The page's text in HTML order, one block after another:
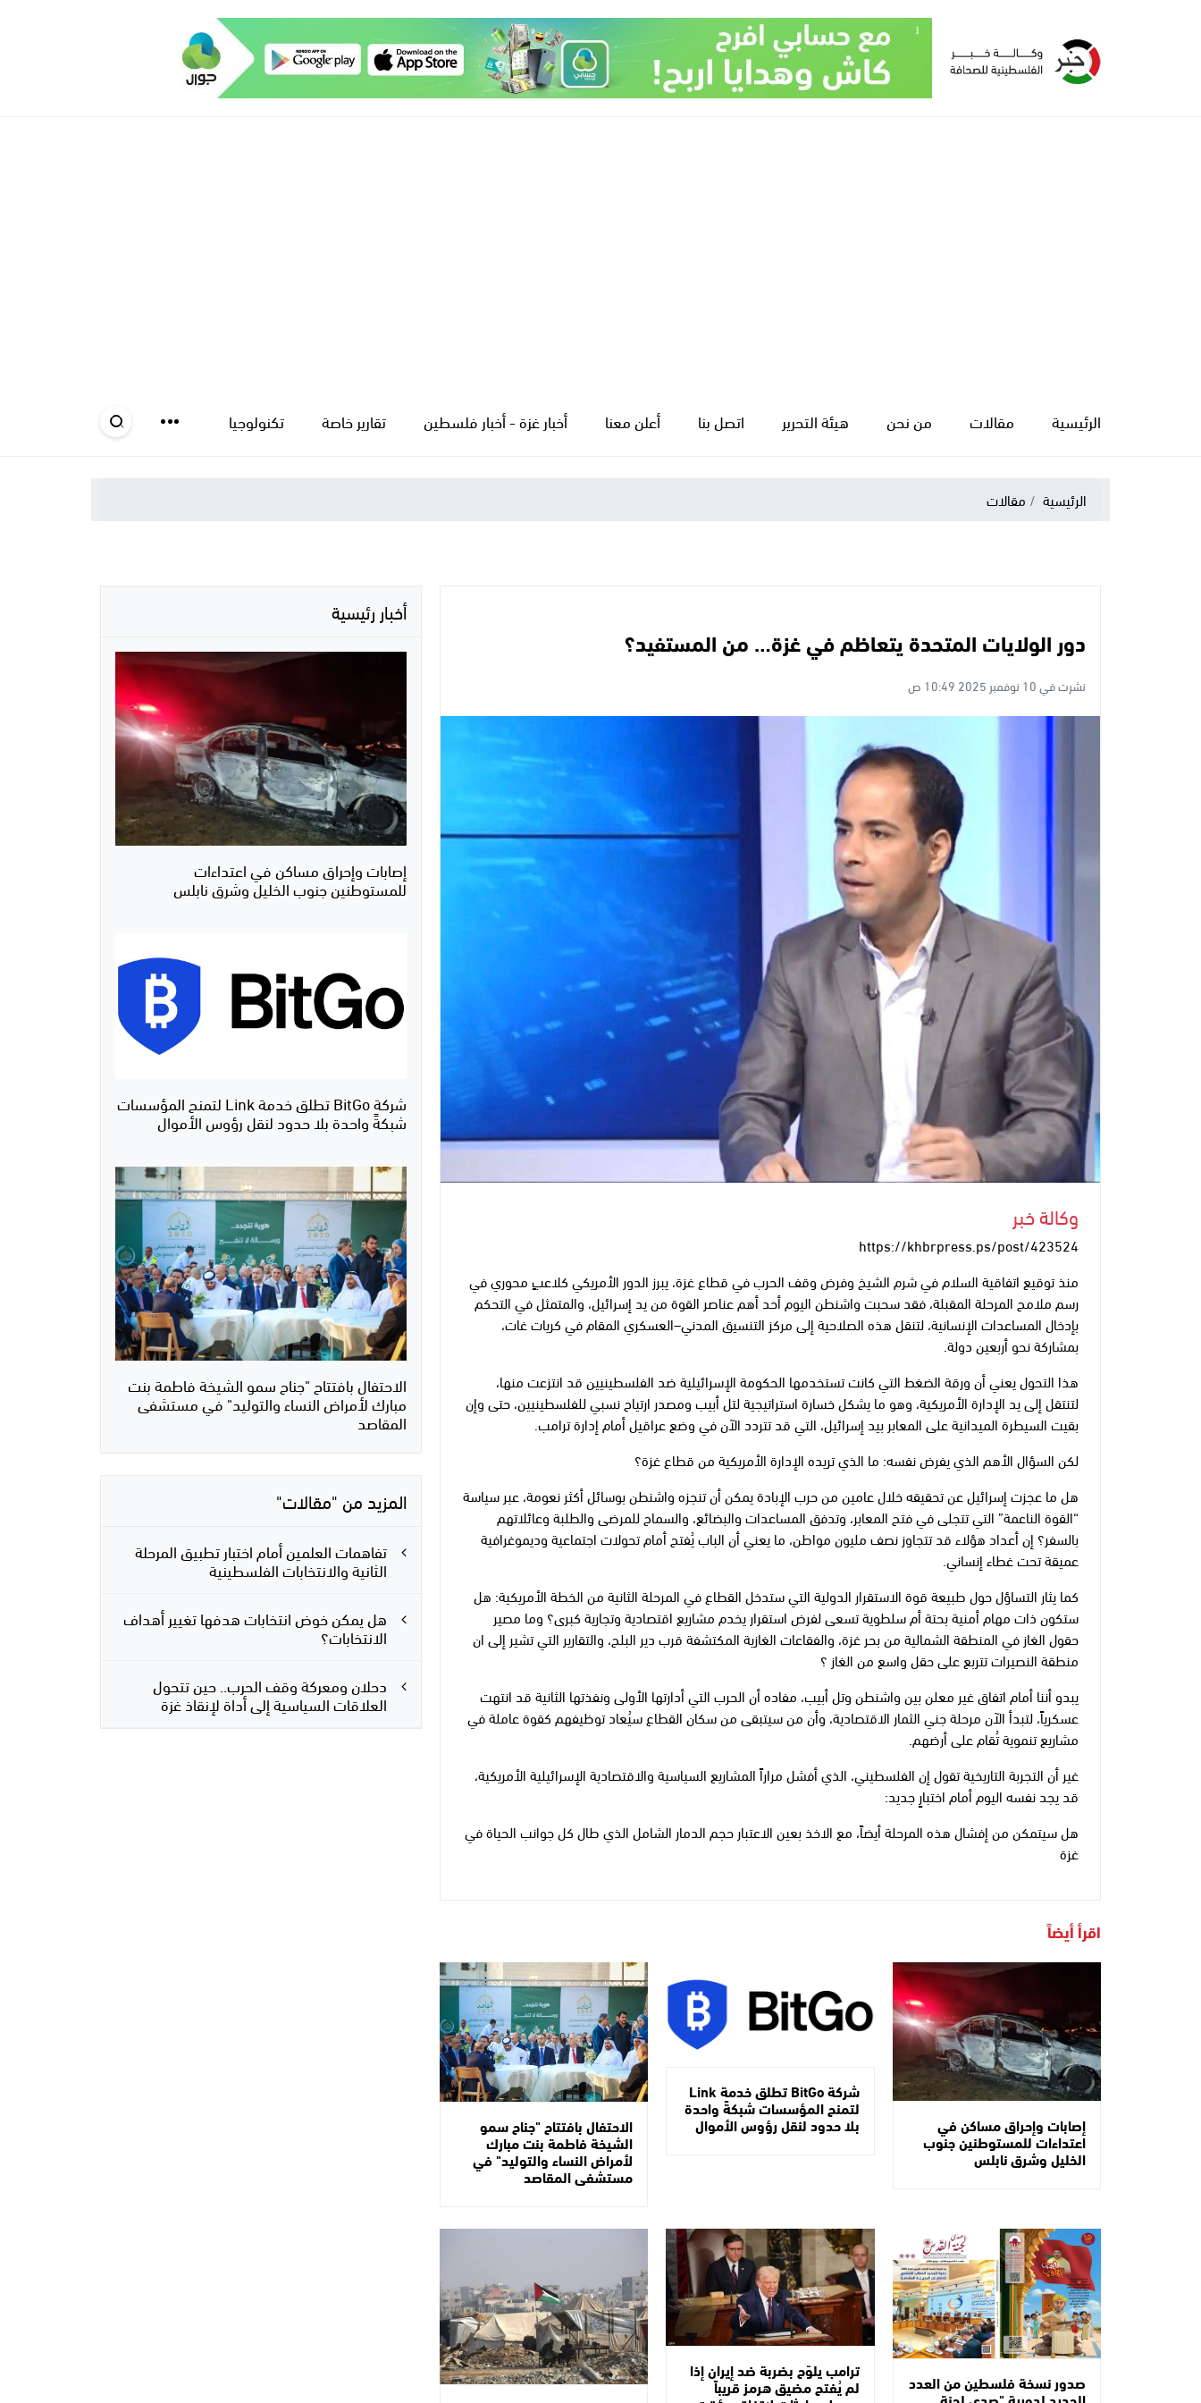
الرئيسية مقالات من نحن هيئة التحرير اتصل بنا أعلن معنا أخبار غزة - أخبار فلسطين تقارير خاصة تكنولوجيا
الرئيسية مقالات
دور الولايات المتحدة يتعاظم في غزة… من المستفيد؟
نشرت في 10 نوفمبر 2025 10:49 ص
وكالة خبر
https://khbrpress.ps/post/423524
منذ توقيع اتفاقية السلام في شرم الشيخ وفرض وقف الحرب في قطاع غزة، يبرز الدور الأمريكي كلاعبٍ محوري في
رسم ملامح المرحلة المقبلة، فقد سحبت واشنطن اليوم أحد أهم عناصر القوة من يد إسرائيل، والمتمثل في التحكم
بإدخال المساعدات الإنسانية، لتنقل هذه الصلاحية إلى مركز التنسيق المدني–العسكري المقام في كريات غات،
بمشاركة نحو أربعين دولة.
هذا التحول يعني أن ورقة الضغط التي كانت تستخدمها الحكومة الإسرائيلية ضد الفلسطينيين قد انتزعت منها،
لتنتقل إلى يد الإدارة الأمريكية، وهو ما يشكل خسارة استراتيجية لتل أبيب ومصدر ارتياح نسبي للفلسطينيين، حتى وإن
بقيت السيطرة الميدانية على المعابر بيد إسرائيل، التي قد تتردد الآن في وضع عراقيل أمام إدارة ترامب.
لكن السؤال الأهم الذي يفرض نفسه: ما الذي تريده الإدارة الأمريكية من قطاع غزة؟
هل ما عجزت إسرائيل عن تحقيقه خلال عامين من حرب الإبادة يمكن أن تنجزه واشنطن بوسائل أكثر نعومة، عبر سياسة
“القوة الناعمة” التي تتجلى في فتح المعابر، وتدفق المساعدات والبضائع، والسماح للمرضى والطلبة وعائلاتهم
بالسفر؟ إن أعداد هؤلاء قد تتجاوز نصف مليون مواطن، ما يعني أن الباب يُفتح أمام تحولات اجتماعية وديموغرافية
عميقة تحت غطاء إنساني.
كما يثار التساؤل حول طبيعة قوة الاستقرار الدولية التي ستدخل القطاع في المرحلة الثانية من الخطة الأمريكية: هل
ستكون ذات مهام أمنية بحتة أم سلطوية تسعى لفرض استقرار يخدم مشاريع اقتصادية وتجارية كبرى؟ وما مصير
حقول الغاز في المنطقة الشمالية من بحر غزة، والفقاعات الغازية المكتشفة قرب دير البلح، والتقارير التي تشير إلى ان
منطقة النصيرات تتربع على حقل واسع من الغاز ؟
يبدو أننا أمام اتفاق غير معلن بين واشنطن وتل أبيب، مفاده أن الحرب التي أدارتها الأولى ونفذتها الثانية قد انتهت
عسكرياً، لتبدأ الآن مرحلة جني الثمار الاقتصادية، وأن من سيتبقى من سكان القطاع سيُعاد توظيفهم كقوة عاملة في
مشاريع تنموية تُقام على أرضهم.
غير أن التجربة التاريخية تقول إن الفلسطيني، الذي أفشل مراراً المشاريع السياسية والاقتصادية الإسرائيلية الأمريكية،
قد يجد نفسه اليوم أمام اختبارٍ جديد:
هل سيتمكن من إفشال هذه المرحلة أيضاً، مع الاخذ بعين الاعتبار حجم الدمار الشامل الذي طال كل جوانب الحياة في
غزة
اقرأ أيضاً
إصابات وإحراق مساكن في
اعتداءات للمستوطنين جنوب
الخليل وشرق نابلس
شركة BitGo تطلق خدمة Link
لتمنح المؤسسات شبكةً واحدة
بلا حدود لنقل رؤوس الأموال الاحتفال بافتتاح "جناح سمو
الشيخة فاطمة بنت مبارك
لأمراض النساء والتوليد" في
مستشفى المقاصد
صدور نسخة فلسطين من العدد ترامب يلوّح بضربة ضد إيران إذا
لم يُفتح مضيق هرمز قريباً
أخبار رئيسية
إصابات وإحراق مساكن في اعتداءات
للمستوطنين جنوب الخليل وشرق نابلس
شركة BitGo تطلق خدمة Link لتمنح المؤسسات
شبكةً واحدة بلا حدود لنقل رؤوس الأموال
الاحتفال بافتتاح "جناح سمو الشيخة فاطمة بنت
مبارك لأمراض النساء والتوليد" في مستشفى
المقاصد
المزيد من "مقالات"
تفاهمات العلمين أمام اختبار تطبيق المرحلة
الثانية والانتخابات الفلسطينية
هل يمكن خوض انتخابات هدفها تغيير أهداف
الانتخابات؟
دحلان ومعركة وقف الحرب.. حين تتحول
العلاقات السياسية إلى أداة لإنقاذ غزة